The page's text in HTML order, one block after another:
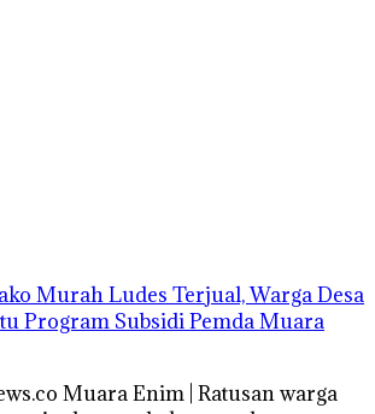
Murah Ludes Terjual, Warga Desa
Program Subsidi Pemda Muara
Muara Enim | Ratusan warga